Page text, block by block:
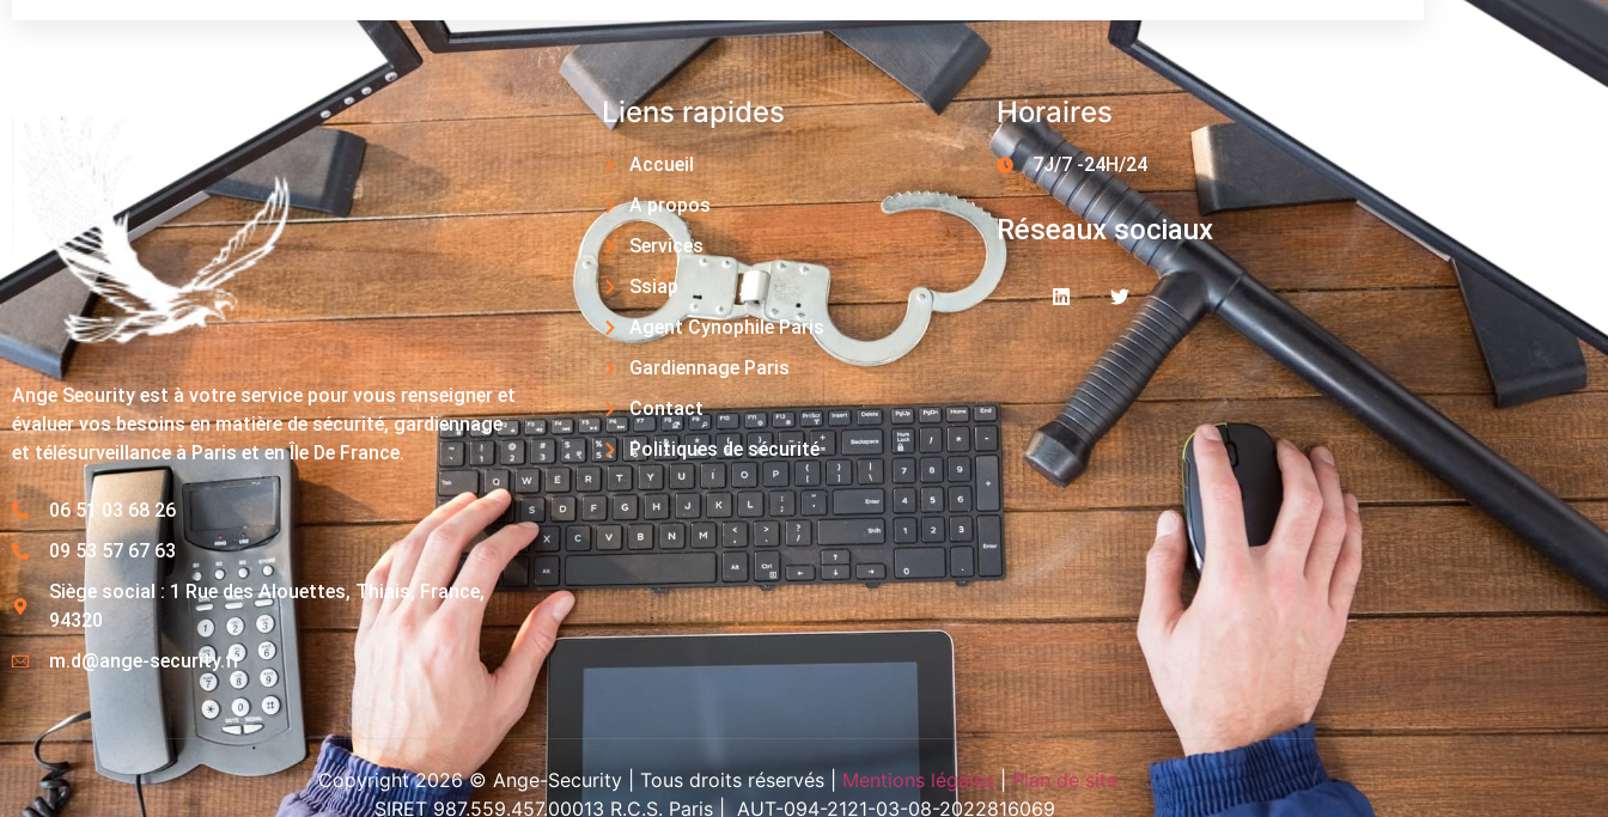
Ange Security est à votre service pour vous renseigner et
évaluer vos besoins en matière de sécurité, gardiennage
et télésurveillance à Paris et en Île De France.
06 51 03 68 26
09 53 57 67 63
Siège social : 1 Rue des Alouettes, Thiais, France,
94320
m.d@ange-security.fr
Liens rapides
Accueil
A propos
Services
Ssiap
Agent Cynophile Paris
Gardiennage Paris
Contact
Politiques de sécurité
Horaires
7J/7 -24H/24
Réseaux sociaux
Copyright 2026 © Ange-Security | Tous droits réservés | Mentions légales|Plan de site
SIRET 987.559.457.00013 R.C.S. Paris | AUT-094-2121-03-08-2022816069